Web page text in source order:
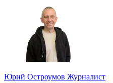
Юрий Остроумов Журналист